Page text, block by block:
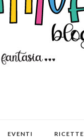
EVENTI RICETTE